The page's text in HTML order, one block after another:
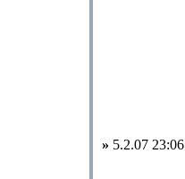
» 5.2.07 23:06